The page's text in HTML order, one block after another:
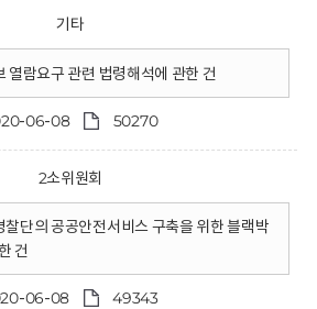
기타
열람요구 관련 법령해석에 관한 건
06-08 50270
2소위원회
단의 공공안전서비스 구축을 위한 블랙박
건
06-08 49343